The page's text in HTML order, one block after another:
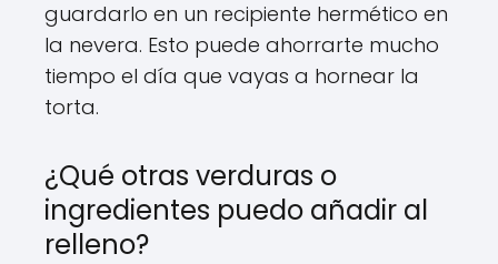
guardarlo en un recipiente hermético en
la nevera. Esto puede ahorrarte mucho
tiempo el día que vayas a hornear la
torta.
¿Qué otras verduras o
ingredientes puedo añadir al
relleno?